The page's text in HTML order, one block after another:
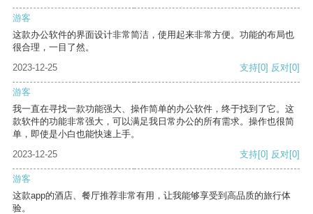
游客
这款办公软件的界面设计非常简洁，使用起来非常方便。功能的布局也
很合理，一目了然。
2023-12-25
支持[0] 反对[0]
游客
我一直在寻找一款功能强大、操作简单的办公软件，终于找到了它。这
款软件的功能非常强大，可以满足我日常办公的所有需求。操作也很简
单，即使是小白也能快速上手。
2023-12-25
支持[0] 反对[0]
游客
这款app的酒店、餐厅推荐非常有用，让我能够享受到高品质的旅行体
验。